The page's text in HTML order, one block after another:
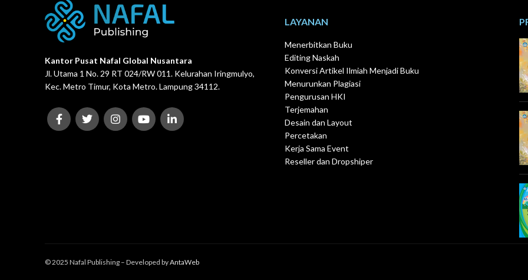
Kantor Pusat Nafal Global Nusantara
Jl. Utama 1 No. 29 RT 024/RW 011. Kelurahan Iringmulyo,
Kec. Metro Timur, Kota Metro. Lampung 34112.
LAYANAN
Menerbitkan Buku
Editing Naskah
Konversi Artikel Ilmiah Menjadi Buku
Menurunkan Plagiasi
Pengurusan HKI
Terjemahan
Desain dan Layout
Percetakan
Kerja Sama Event
Reseller dan Dropshiper
© 2025 Nafal Publishing – Developed byAntaWeb